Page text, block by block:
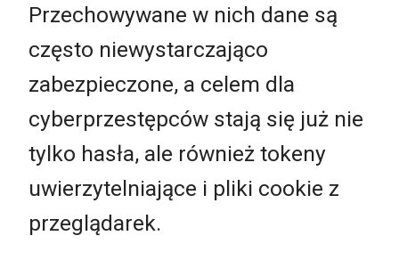
Przechowywane w nich dane są
często niewystarczająco
zabezpieczone, a celem dla
cyberprzestępców stają się już nie
tylko hasła, ale również tokeny
uwierzytelniające i pliki cookie z
przeglądarek.